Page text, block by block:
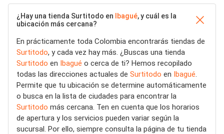
¿Hay una tienda Surtitodo en Ibagué, y cuál es la
ubicación más cercana?
En prácticamente toda Colombia encontrarás tiendas de
Surtitodo, y cada vez hay más. ¿Buscas una tienda
Surtitodo en Ibagué o cerca de ti? Hemos recopilado
todas las direcciones actuales de Surtitodo en Ibagué.
Permite que tu ubicación se determine automáticamente
o busca en la lista de ciudades para encontrar la
Surtitodo más cercana. Ten en cuenta que los horarios
de apertura y los servicios pueden variar según la
sucursal. Por ello, siempre consulta la página de tu tienda